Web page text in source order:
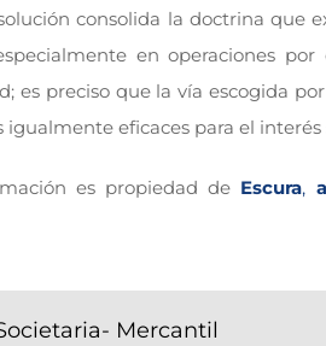
consolida la doctrina que
en operaciones
es preciso que la vía escogida
eficaces para el interés
es propiedad de Escura,
Mercantil